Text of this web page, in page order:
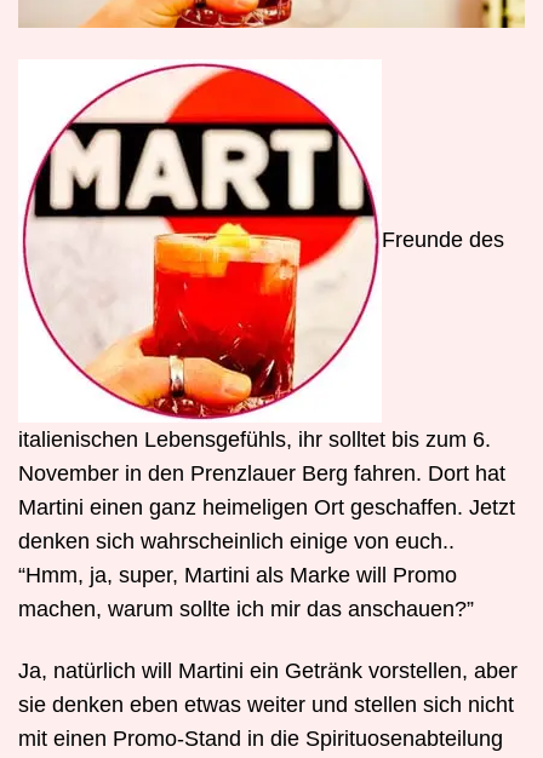
Freunde des
italienischen Lebensgefühls, ihr solltet bis zum 6.
November in den Prenzlauer Berg fahren. Dort hat
Martini einen ganz heimeligen Ort geschaffen. Jetzt
denken sich wahrscheinlich einige von euch..
“Hmm, ja, super, Martini als Marke will Promo
machen, warum sollte ich mir das anschauen?”
Ja, natürlich will Martini ein Getränk vorstellen, aber
sie denken eben etwas weiter und stellen sich nicht
mit einen Promo-Stand in die Spirituosenabteilung